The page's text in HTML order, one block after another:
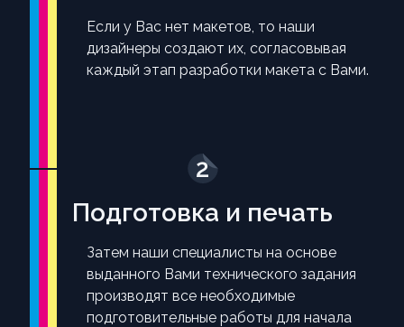
Если у Вас нет макетов, то наши
дизайнеры создают их, согласовывая
каждый этап разработки макета с Вами.
2
Подготовка и печать
Затем наши специалисты на основе
выданного Вами технического задания
производят все необходимые
подготовительные работы для начала